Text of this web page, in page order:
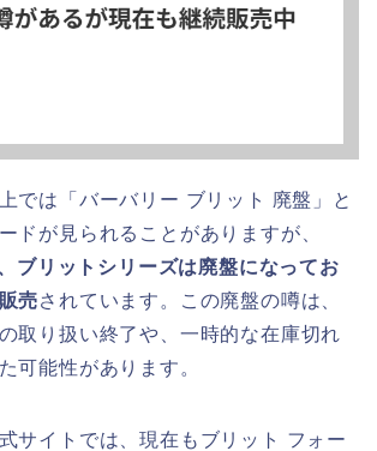
では「バーバリー ブリット 廃盤」と
ドが見られることがありますが、
ブリットシリーズは廃盤になってお
売されています。この廃盤の噂は、
取り扱い終了や、一時的な在庫切れ
可能性があります。
サイトでは、現在もブリット フォー